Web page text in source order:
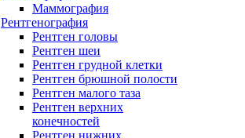
Маммография
Рентгенография
Рентген головы
Рентген шеи
Рентген грудной клетки
Рентген брюшной полости
Рентген малого таза
Рентген верхних
конечностей
Рентген нижних